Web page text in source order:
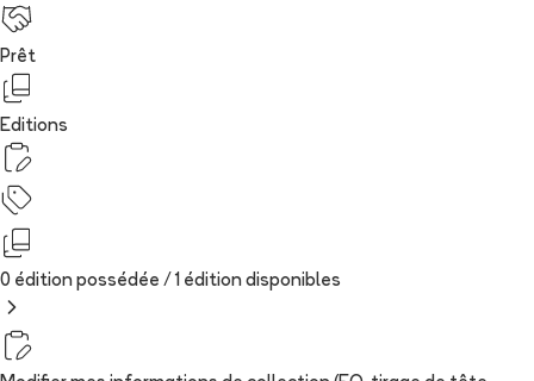
Prêt
Editions
0 édition possédée / 1 édition disponibles